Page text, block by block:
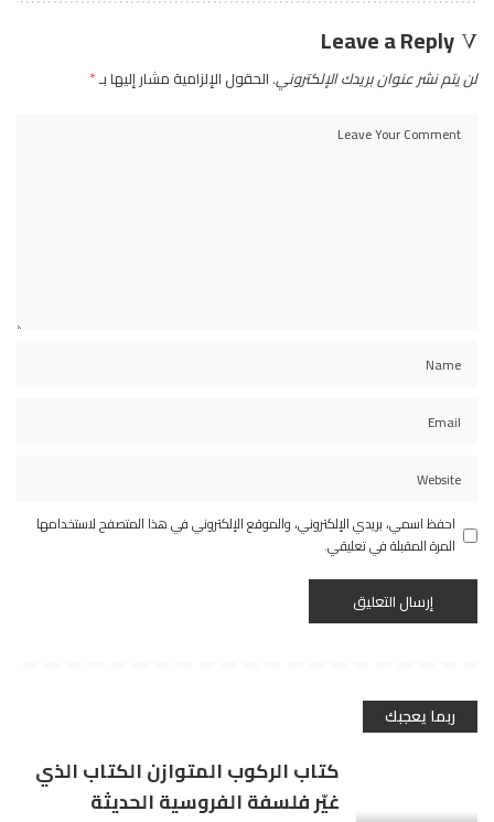
Leave a Reply
لن يتم نشر عنوان بريدك الإلكتروني. الحقول الإلزامية مشار إليها بـ*
احفظ اسمي، بريدي الإلكتروني، والموقع الإلكتروني في هذا المتصفح لاستخدامها
المرة المقبلة في تعليقي.
ربما يعجبك
كتاب الركوب المتوازن الكتاب الذي
غيّر فلسفة الفروسية الحديثة